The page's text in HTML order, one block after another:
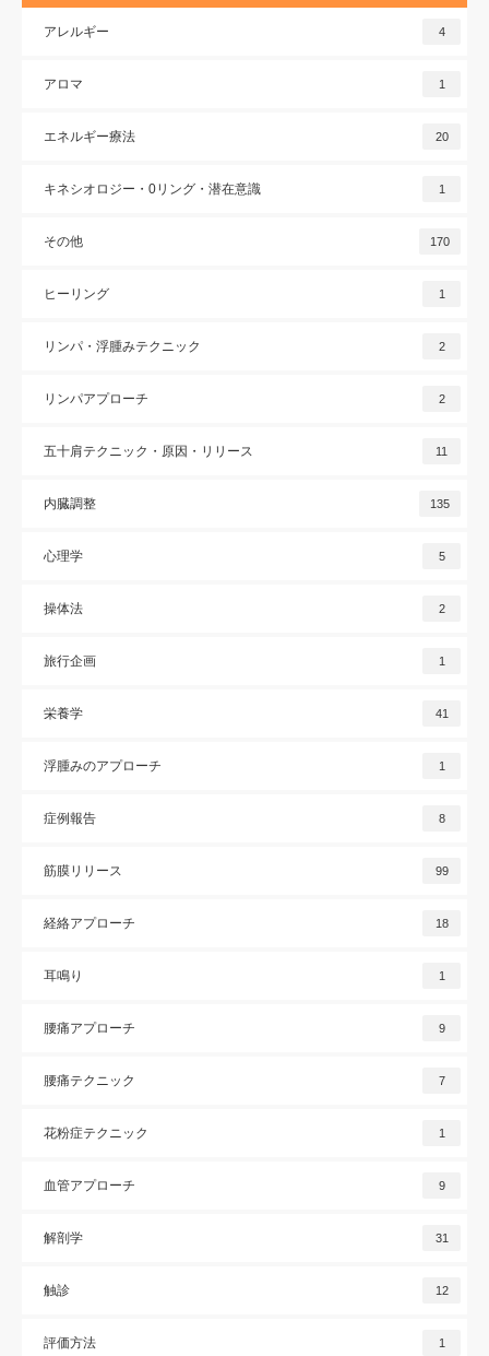
アレルギー 4
アロマ 1
エネルギー療法 20
キネシオロジー・0リング・潜在意識 1
その他 170
ヒーリング 1
リンパ・浮腫みテクニック 2
リンパアプローチ 2
五十肩テクニック・原因・リリース 11
内臓調整 135
心理学 5
操体法 2
旅行企画 1
栄養学 41
浮腫みのアプローチ 1
症例報告 8
筋膜リリース 99
経絡アプローチ 18
耳鳴り 1
腰痛アプローチ 9
腰痛テクニック 7
花粉症テクニック 1
血管アプローチ 9
解剖学 31
触診 12
評価方法 1